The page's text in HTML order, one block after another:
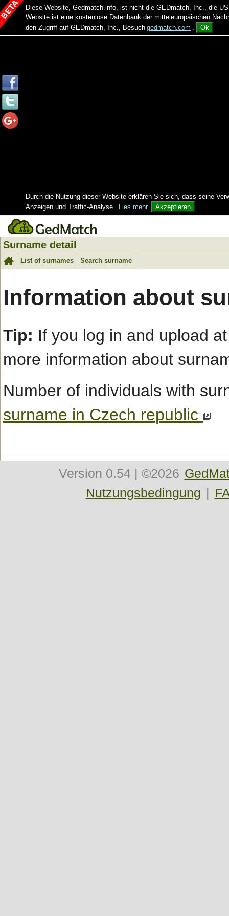
Diese Website, Gedmatch.info, ist nicht die GEDmatch, Inc., die
Website ist eine kostenlose Datenbank der mitteleuropäischen
den Zugriff auf GEDmatch, Inc., Besuch gedmatch.com . Ok
Durch die Nutzung dieser Website erklären Sie sich, dass seine
Anzeigen und Traffic-Analyse.
Lies mehr Akzeptieren
Surname detail
List of surnames Search surname
Information about
Tip: If you log in and upload
more information about
Number of individuals with
surname in Czech republic
Version 0.54 | ©2026
Nutzungsbedingung |